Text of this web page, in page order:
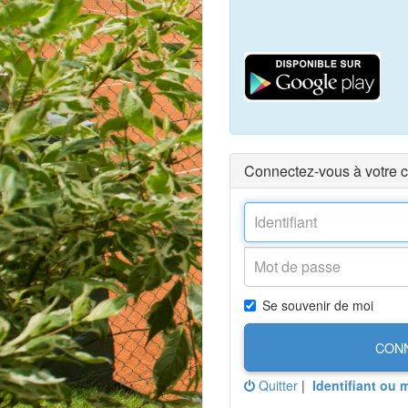
Connectez-vous à votre
Se souvenir de moi
Quitter | Identifiant ou